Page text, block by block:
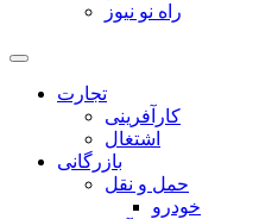
راه نو نیوز
تجارت
کارآفرینی
اشتغال
بازرگانی
حمل و نقل
خودرو